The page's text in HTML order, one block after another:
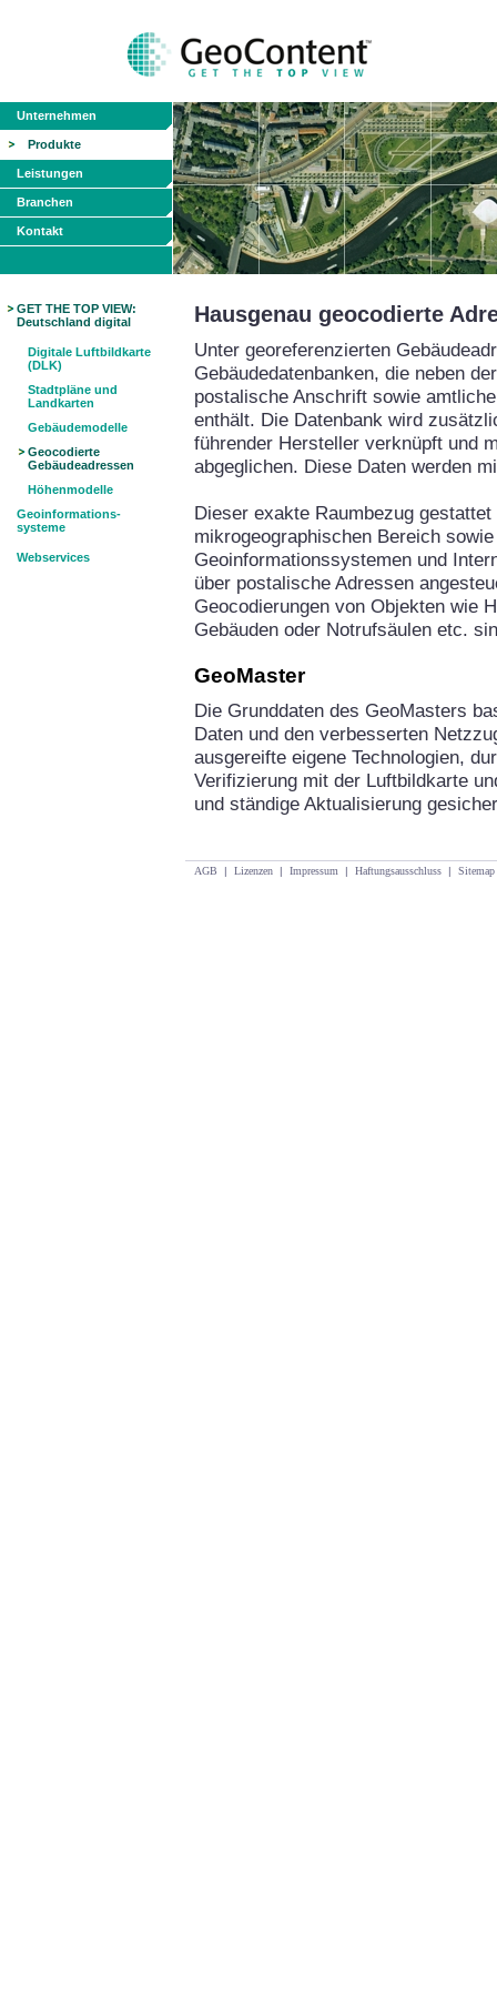
Unternehmen
Produkte
Leistungen
Branchen
Kontakt
GET THE TOP VIEW:
Deutschland digital
Digitale Luftbildkarte
(DLK)
Stadtpläne und
Landkarten
Gebäudemodelle
Geocodierte
Gebäudeadressen
Höhenmodelle
Geoinformations-
systeme
Webservices
Hausgenau geocodierte
Unter georeferenzierten
Gebäudedatenbanken, die neben
postalische Anschrift sowie
enthält. Die Datenbank wird
führender Hersteller verknüpft und
abgeglichen. Diese Daten werden
Dieser exakte Raumbezug
mikrogeographischen Bereich
Geoinformationssystemen und
über postalische Adressen
Geocodierungen von Objekten wie
Gebäuden oder Notrufsäulen etc.
GeoMaster
Die Grunddaten des GeoMasters
Daten und den verbesserten
ausgereifte eigene Technologien,
Verifizierung mit der Luftbildkarte
und ständige Aktualisierung
AGB | Lizenzen | Impressum | Haftungsausschluss | Sitemap